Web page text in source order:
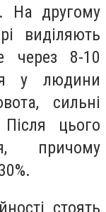
На другому
виділяють
через 8-10
у людини
сильні
цього
причому
стоять